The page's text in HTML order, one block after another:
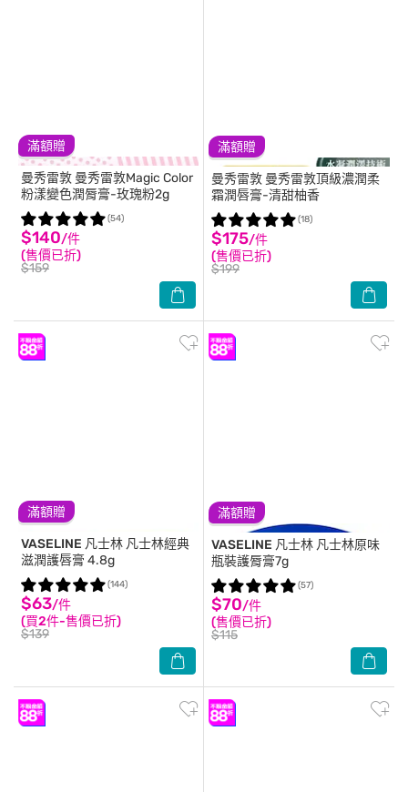
滿額贈
曼秀雷敦 曼秀雷敦Magic Color
粉漾變色潤脣膏-玫瑰粉2g
$140/件
(售價已折)
$159
(54)
滿額贈
曼秀雷敦 曼秀雷敦頂級濃潤柔
霜潤唇膏-清甜柚香
$175/件
(售價已折)
$199
(18)
滿額贈
VASELINE 凡士林 凡士林經典
滋潤護唇膏 4.8g
$63/件
(買2件-售價已折)
$139
(144)
滿額贈
VASELINE 凡士林 凡士林原味
瓶裝護脣膏7g
$70/件
(售價已折)
$115
(57)